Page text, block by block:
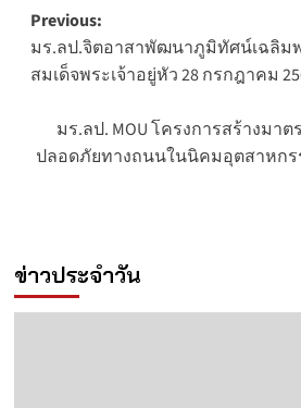
Post
navigation
Previous:
มร.ลป.จิตอาสาพัฒนาภูมิทัศน์เฉลิม
สมเด็จพระเจ้าอยู่หัว 28 กรกฎาคม
มร.ลป. MOU โครงการสร้างมา
ปลอดภัยทางถนนในนิคมอุตสาหก
ข่าวประจำวัน